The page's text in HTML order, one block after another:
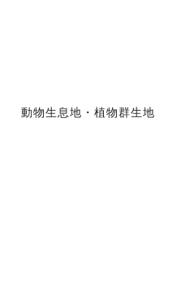
動物生息地・植物群生地